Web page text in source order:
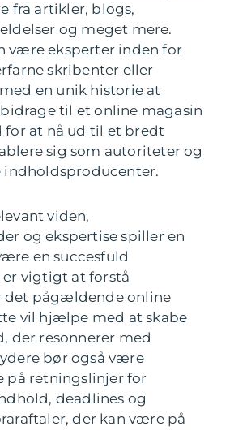
fra artikler, blogs,
og meget mere.
være eksperter inden for
skribenter eller
en unik historie at
til et online magasin
for at nå ud til et bredt
sig som autoriteter og
indholdsproducenter.
viden,
og ekspertise spiller en
en succesfuld
vigtigt at forstå
det pågældende online
vil hjælpe med at skabe
der resonnerer med
bør også være
retningslinjer for
deadlines og
der kan være på